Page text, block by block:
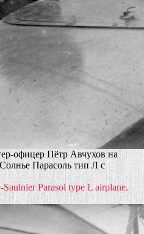
офицер Пётр Авчухов на
Парасоль тип Л с
Parasol type L airplane.